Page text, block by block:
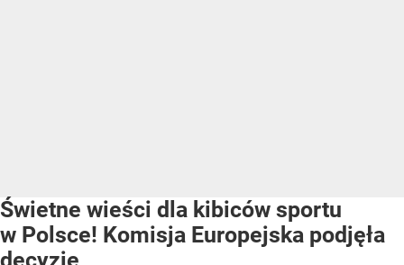
Świetne wieści dla kibiców sportu
w Polsce! Komisja Europejska podjęła